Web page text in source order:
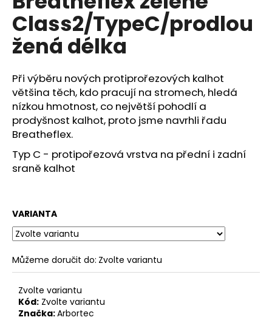
5
hvězdiček.
Class2/TypeC/prodlou
žená délka
Při výběru nových protiprořezových kalhot
většina těch, kdo pracují na stromech, hledá
nízkou hmotnost, co největší pohodlí a
prodyšnost kalhot, proto jsme navrhli řadu
Breatheflex.
Typ C - protipořezová vrstva na přední i zadní
sraně kalhot
VARIANTA
Můžeme doručit do: Zvolte variantu
Zvolte variantu
Kód: Zvolte variantu
Značka:Arbortec
u
j
e
m